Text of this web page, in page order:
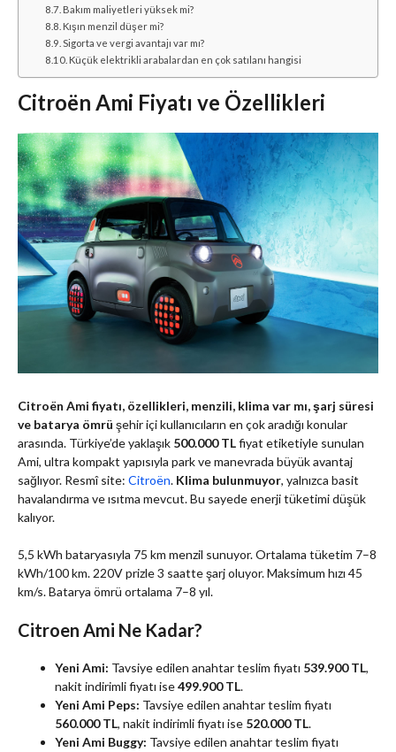
Bakım maliyetleri yüksek mi?
Kışın menzil düşer mi?
Sigorta ve vergi avantajı var mı?
Küçük elektrikli arabalardan en çok satılanı hangisi
Citroën Ami Fiyatı ve Özellikleri
Citroën Ami fiyatı, özellikleri, menzili, klima var mı, şarj süresi
ve batarya ömrü şehir içi kullanıcıların en çok aradığı konular
arasında. Türkiye’de yaklaşık 500.000 TLfiyat etiketiyle sunulan
Ami, ultra kompakt yapısıyla park ve manevrada büyük avantaj
sağlıyor. Resmî site: Citroën. Klima bulunmuyor, yalnızca basit
havalandırma ve ısıtma mevcut. Bu sayede enerji tüketimi düşük
kalıyor.
5,5 kWh bataryasıyla 75 km menzil sunuyor. Ortalama tüketim 7–8
kWh/100 km. 220V prizle 3 saatte şarj oluyor. Maksimum hızı 45
km/s. Batarya ömrü ortalama 7–8 yıl.
Citroen Ami Ne Kadar?
Yeni Ami: Tavsiye edilen anahtar teslim fiyatı 539.900 TL,
nakit indirimli fiyatı ise499.900 TL.
Yeni Ami Peps: Tavsiye edilen anahtar teslim fiyatı
560.000 TL, nakit indirimli fiyatı ise 520.000 TL.
Yeni Ami Buggy: Tavsiye edilen anahtar teslim fiyatı